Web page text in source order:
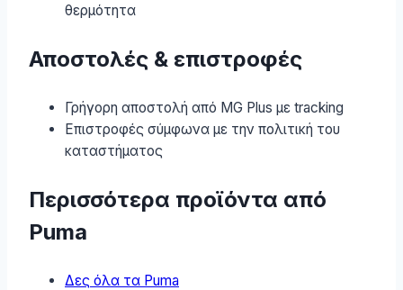
θερμότητα
Αποστολές & επιστροφές
Γρήγορη αποστολή από MG Plus με tracking
Επιστροφές σύμφωνα με την πολιτική του
καταστήματος
Περισσότερα προϊόντα από
Puma
Δες όλα τα Puma